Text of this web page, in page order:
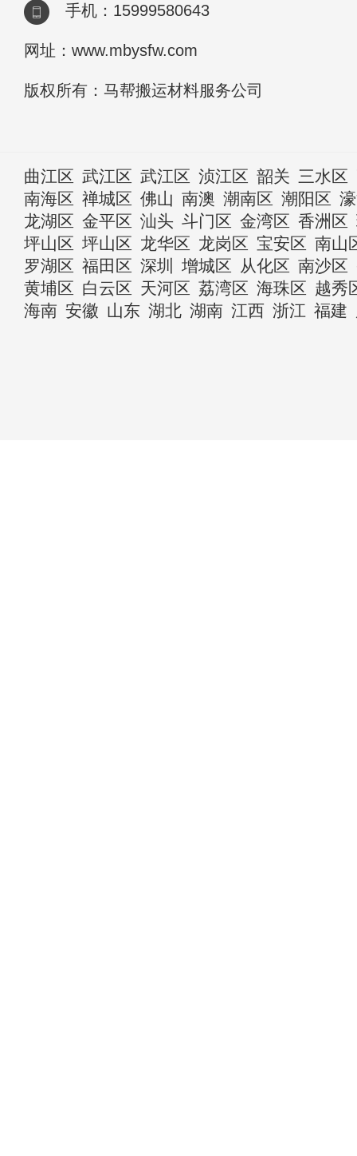
手机：15999580643
网址：www.mbysfw.com
版权所有：马帮搬运材料服务公司
曲江区 武江区 武江区 浈江区 韶关 三水区
南海区 禅城区 佛山 南澳 潮南区 潮阳区
龙湖区 金平区 汕头 斗门区 金湾区 香洲区
坪山区 坪山区 龙华区 龙岗区 宝安区 南山
罗湖区 福田区 深圳 增城区 从化区 南沙区
黄埔区 白云区 天河区 荔湾区 海珠区 越秀
海南 安徽 山东 湖北 湖南 江西 浙江 福建